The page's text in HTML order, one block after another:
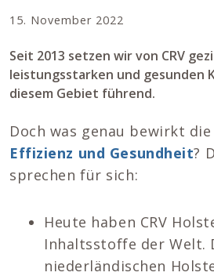
15. November 2022
Seit 2013 setzen wir von CRV
leistungsstarken und gesunden
diesem Gebiet führend.
Doch was genau bewirkt
Effizienz und Gesundheit?
sprechen für sich:
Heute haben CRV
Inhaltsstoffe der Welt.
niederländischen